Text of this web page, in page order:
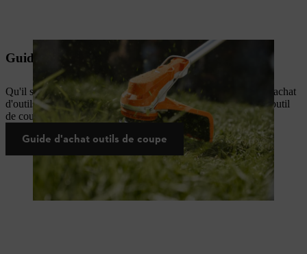
Guide d'achat outils de coupe
Qu'il s'agisse de pelouses, de prairies ou d'arbustes, le guide d'achat
d'outils de coupe pour débroussailleuses vous aide à trouver l'outil
de coupe adapté à votre appareil et à votre application.
Guide d'achat outils de coupe